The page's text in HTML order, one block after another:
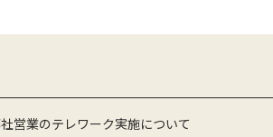
営業のテレワーク実施について